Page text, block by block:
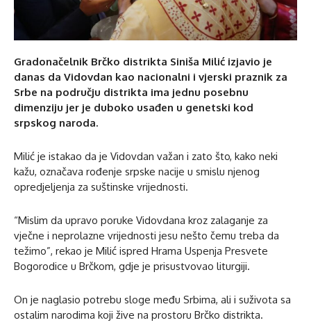
Gradonačelnik Brčko distrikta Siniša Milić izjavio je
danas da Vidovdan kao nacionalni i vjerski praznik za
Srbe na području distrikta ima jednu posebnu
dimenziju jer je duboko usađen u genetski kod
srpskog naroda.
Milić je istakao da je Vidovdan važan i zato što, kako neki
kažu, označava rođenje srpske nacije u smislu njenog
opredjeljenja za suštinske vrijednosti.
“Mislim da upravo poruke Vidovdana kroz zalaganje za
vječne i neprolazne vrijednosti jesu nešto čemu treba da
težimo”, rekao je Milić ispred Hrama Uspenja Presvete
Bogorodice u Brčkom, gdje je prisustvovao liturgiji.
On je naglasio potrebu sloge među Srbima, ali i suživota sa
ostalim narodima koji žive na prostoru Brčko distrikta.